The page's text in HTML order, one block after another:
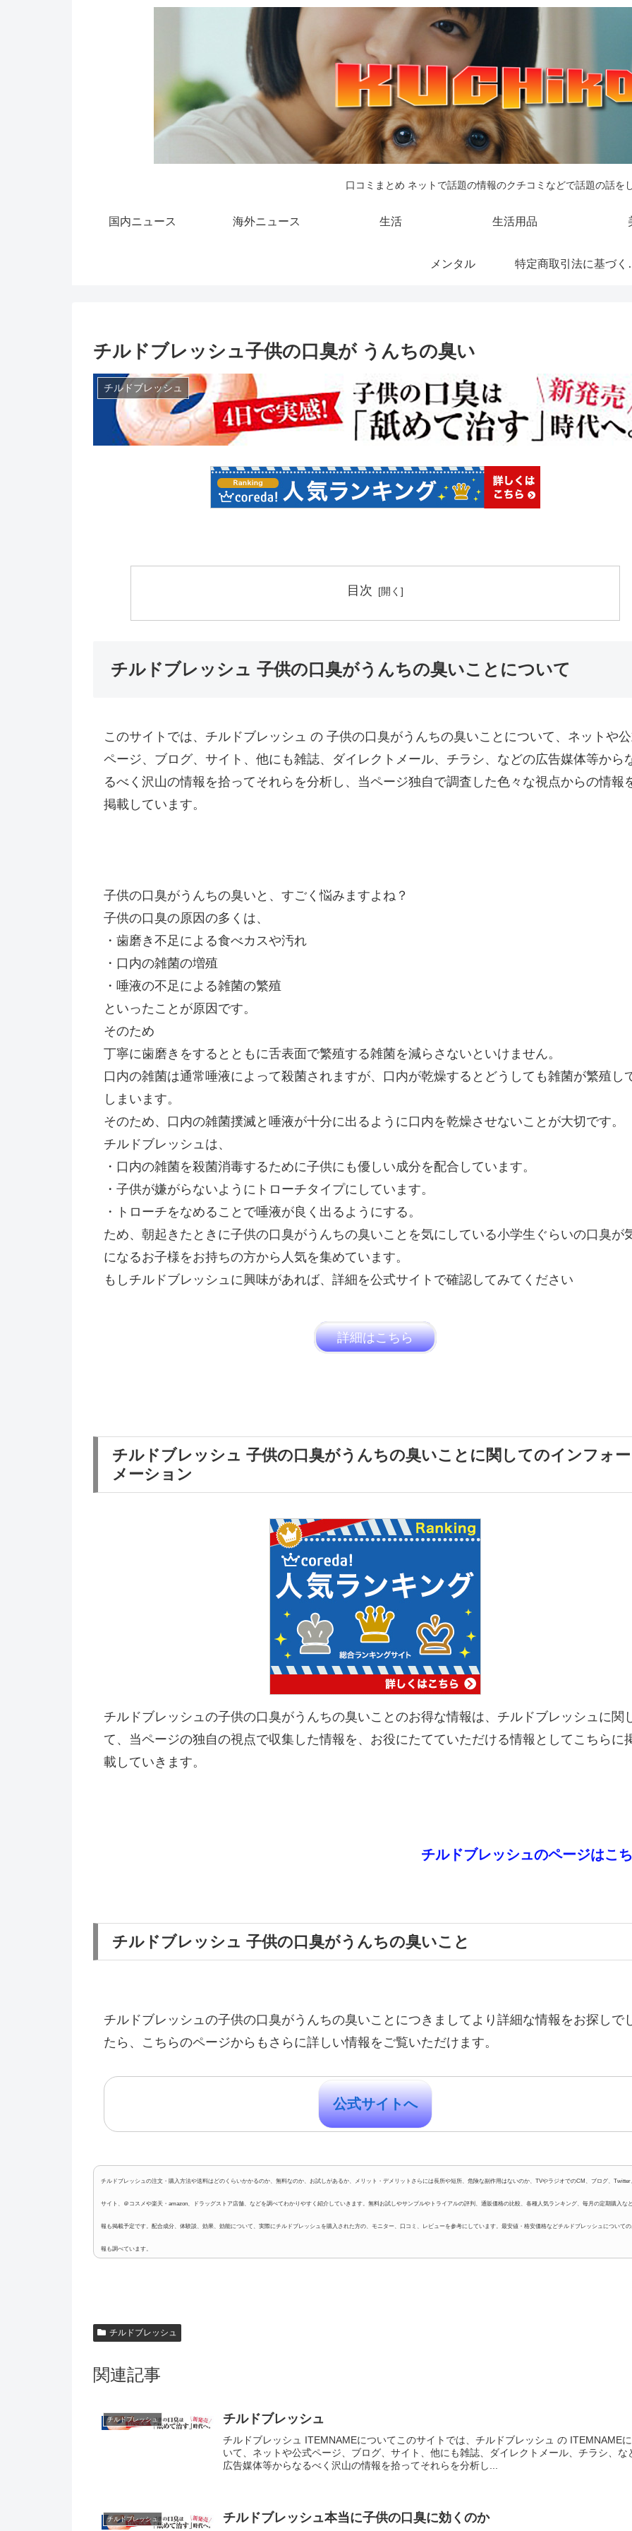
口コミまとめ ネットで話題の情報のクチコミなどで話題の話を
国内ニュース 海外ニュース 生活 生活用品
メンタル 特定
チルドブレッシュ子供の口臭が うんちの臭い
チルドブレッシュ
目次
チルドブレッシュ 子供の口臭がうんちの臭いことについて
このサイトでは、チルドブレッシュ の 子供の口臭がうんちの臭いことについて、ネットや
ページ、ブログ、サイト、他にも雑誌、ダイレクトメール、チラシ、などの広告媒体等から
るべく沢山の情報を拾ってそれらを分析し、当ページ独自で調査した色々な視点からの情報
掲載しています。
子供の口臭がうんちの臭いと、すごく悩みますよね？
子供の口臭の原因の多くは、
・歯磨き不足による食べカスや汚れ
・口内の雑菌の増殖
・唾液の不足による雑菌の繁殖
といったことが原因です。
そのため
丁寧に歯磨きをするとともに舌表面で繁殖する雑菌を減らさないといけません。
口内の雑菌は通常唾液によって殺菌されますが、口内が乾燥するとどうしても雑菌が繁殖し
しまいます。
そのため、口内の雑菌撲滅と唾液が十分に出るように口内を乾燥させないことが大切です。
チルドブレッシュは、
・口内の雑菌を殺菌消毒するために子供にも優しい成分を配合しています。
・子供が嫌がらないようにトローチタイプにしています。
・トローチをなめることで唾液が良く出るようにする。
ため、朝起きたときに子供の口臭がうんちの臭いことを気にしている小学生ぐらいの口臭が
になるお子様をお持ちの方から人気を集めています。
もしチルドブレッシュに興味があれば、詳細を公式サイトで確認してみてください
詳細はこちら
チルドブレッシュ 子供の口臭がうんちの臭いことに関してのインフォー
メーション
チルドブレッシュの子供の口臭がうんちの臭いことのお得な情報は、チルドブレッシュに関
て、当ページの独自の視点で収集した情報を、お役にたてていただける情報としてこちらに
載していきます。
チルドブレッシュのページはこ
チルドブレッシュ 子供の口臭がうんちの臭いこと
チルドブレッシュの子供の口臭がうんちの臭いことにつきましてより詳細な情報をお探しで
たら、こちらのページからもさらに詳しい情報をご覧いただけます。
公式サイトへ
チルドブレッシュの注文・購入方法や送料はどのくらいかかるのか、無料なのか、お試しがあるか、メリット・デメリットさらには長所や短所、危険な副作用はないのか、TVやラジオでのCM、ブログ、Twitter
サイト、＠コスメや楽天・amazon、ドラッグストア店舗、などを調べてわかりやすく紹介していきます。無料お試しやサンプルやトライアルの評判、通販価格の比較、各種人気ランキング、毎月の定期購入な
報も掲載予定です。配合成分、体験談、効果、効能について、実際にチルドブレッシュを購入された方の、モニター、口コミ、レビューを参考にしています。最安値・格安価格などチルドブレッシュについて
報も調べています。
チルドブレッシュ
関連記事
チルドブレッシュ チルドブレッシュ
チルドブレッシュ ITEMNAMEについてこのサイトでは、チルドブレッシュ の ITEMNAME
いて、ネットや公式ページ、ブログ、サイト、他にも雑誌、ダイレクトメール、チラシ、な
広告媒体等からなるべく沢山の情報を拾ってそれらを分析し...
チルドブレッシュ チルドブレッシュ本当に子供の口臭に効くのか